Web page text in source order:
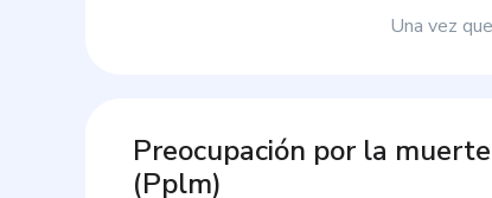
Una vez
Preocupación por la muerte
(Pplm)